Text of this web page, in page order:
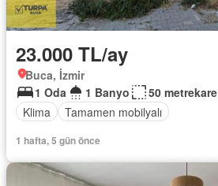
23.000 TL/ay
Buca, İzmir
1 Oda
1 Banyo
50 metrekare
Klima
Tamamen mobilyalı
1 hafta, 5 gün önce